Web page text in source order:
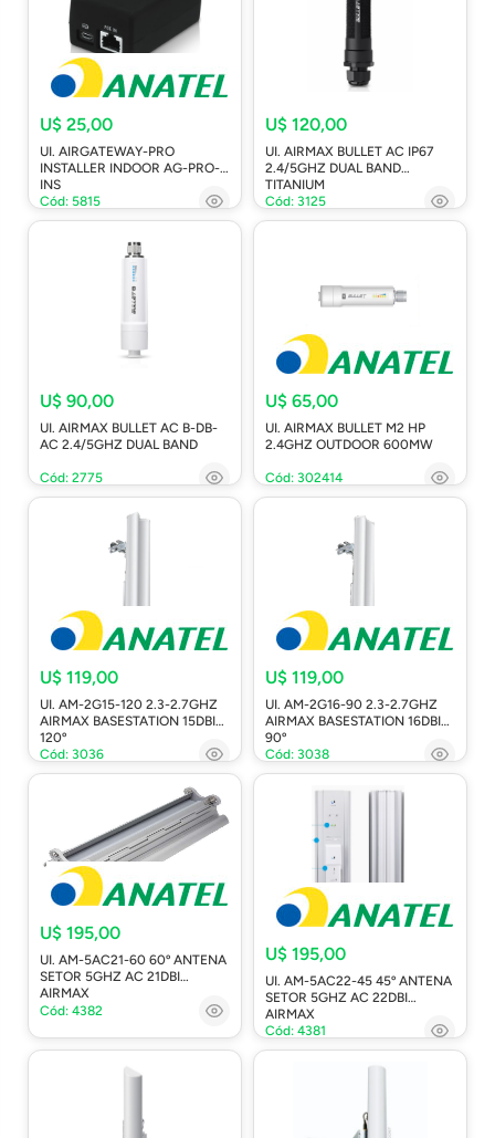
U$ 25,00
UI. AIRGATEWAY-PRO
INSTALLER INDOOR AG-PRO-
INS
Cód: 5815
U$ 120,00
UI. AIRMAX BULLET AC IP67
2.4/5GHZ DUAL BAND
TITANIUM
Cód: 3125
U$ 90,00
UI. AIRMAX BULLET AC B-DB-
AC 2.4/5GHZ DUAL BAND
Cód: 2775
U$ 65,00
UI. AIRMAX BULLET M2 HP
2.4GHZ OUTDOOR 600MW
Cód: 302414
U$ 119,00
UI. AM-2G15-120 2.3-2.7GHZ
AIRMAX BASESTATION 15DBI
120º
Cód: 3036
U$ 119,00
UI. AM-2G16-90 2.3-2.7GHZ
AIRMAX BASESTATION 16DBI
90º
Cód: 3038
U$ 195,00
UI. AM-5AC21-60 60º ANTENA
SETOR 5GHZ AC 21DBI
AIRMAX
Cód: 4382
U$ 195,00
UI. AM-5AC22-45 45º ANTENA
SETOR 5GHZ AC 22DBI
AIRMAX
Cód: 4381